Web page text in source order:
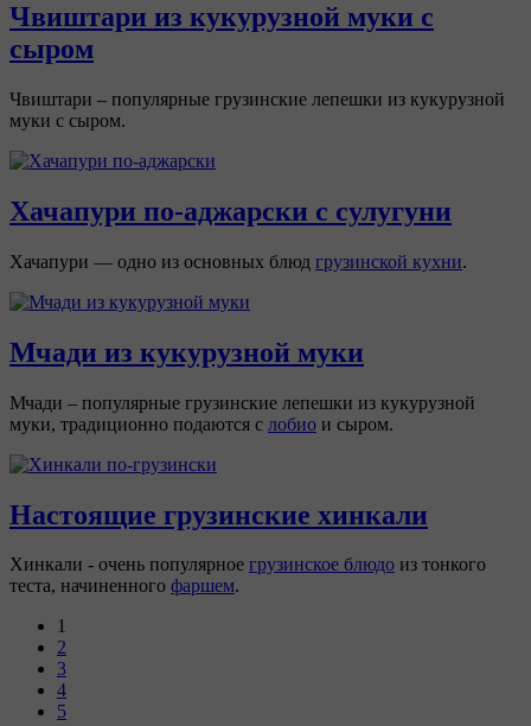
Чвиштари из кукурузной муки с
сыром
Чвиштари – популярные грузинские лепешки из кукурузной
муки с сыром.
Хачапури по-аджарски с сулугуни
Хачапури — одно из основных блюд грузинской кухни.
Мчади из кукурузной муки
Мчади – популярные грузинские лепешки из кукурузной
муки, традиционно подаются с лобио и сыром.
Настоящие грузинские хинкали
Хинкали - очень популярное грузинское блюдо из тонкого
теста, начиненного фаршем.
1
2
3
4
5